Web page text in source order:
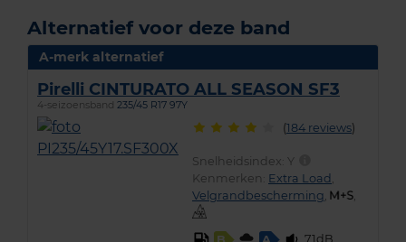
Alternatief voor deze band
A-merk alternatief
Pirelli CINTURATO ALL SEASON SF3
4-seizoensband 235/45 R17 97Y
(184 reviews)
Snelheidsindex: Y
Kenmerken: Extra Load
Velgrandbescherming
71dB